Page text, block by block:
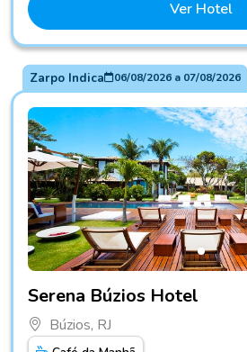
Ver Hotel
Zarpo Indica 06/08/2026a 07/08/2026
Serena Búzios Hotel
Búzios, RJ